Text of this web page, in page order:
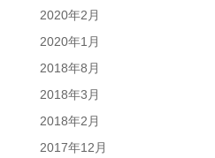
2020年2月
2020年1月
2018年8月
2018年3月
2018年2月
2017年12月